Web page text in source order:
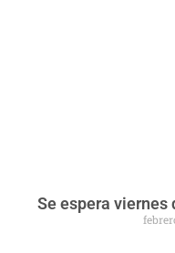
Se espera viernes